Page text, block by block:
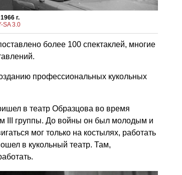
г.
SA 3.0
более 100 спектаклей, многие
профессиональных кукольных
в театр Образцова во время
III группы. До войны он был молодым и
мог только на костылях, работать
в кукольный театр. Там,